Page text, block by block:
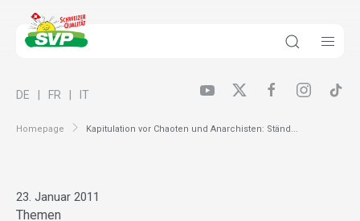
Homepage Kapitulation vor Chaoten und Anarchisten: Ständ...
DE FR IT
23. Januar 2011
Themen